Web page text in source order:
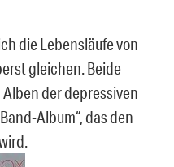
die Lebensläufe von
gleichen. Beide
der depressiven
Album“, das den